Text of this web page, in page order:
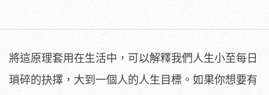
將這原理套用在生活中，可以解釋我們人生小至每日
瑣碎的抉擇，大到一個人的人生目標。如果你想要有